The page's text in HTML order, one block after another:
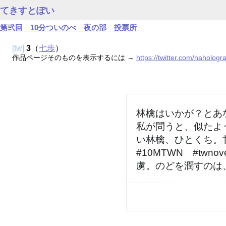
てきすとぽい
第弐回 10分ついのべ 夜の部 投票所
[tw] 3 （七歩）
作品ページそのものを表示するには → https://twitter.com/
林檎はいかが？と
私が問うと、似た
い林檎、ひとくち
#10MTWN　
虜。のどを潤すの